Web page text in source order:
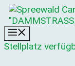
Zum
Inhalt
springen
Stellplatz